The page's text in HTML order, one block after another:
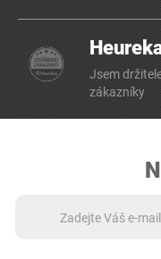
Jsem
zákazníky